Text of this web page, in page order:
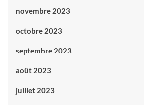
novembre 2023
octobre 2023
septembre 2023
août 2023
juillet 2023